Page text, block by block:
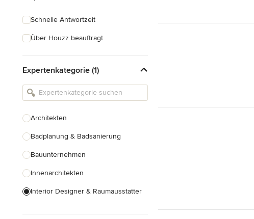
Schnelle Antwortzeit
Über Houzz beauftragt
Expertenkategorie (1)
Architekten
Badplanung & Badsanierung
Bauunternehmen
Innenarchitekten
Interior Designer & Raumausstatter